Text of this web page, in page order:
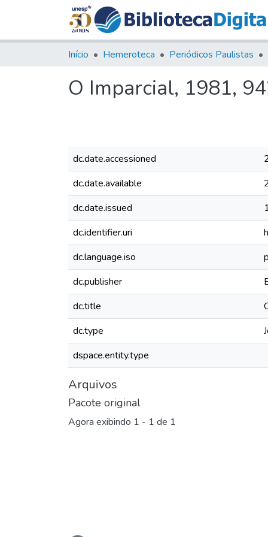
Início Hemeroteca Periódicos Paulistas
O Imparcial, 1981,
dc.date.accessioned
dc.date.available
dc.date.issued
dc.identifier.uri
dc.language.iso
dc.publisher
dc.title
dc.type
dspace.entity.type
Arquivos
Pacote original
Agora exibindo 1 - 1 de 1